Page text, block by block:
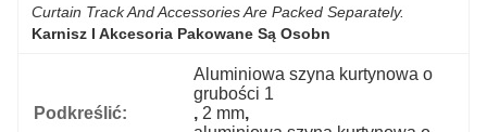
Curtain Track And Accessories Are Packed Separately.
Karnisz I Akcesoria Pakowane Są Osobn
Podkreślić:
Aluminiowa szyna kurtynowa o
grubości 1
, 2 mm,